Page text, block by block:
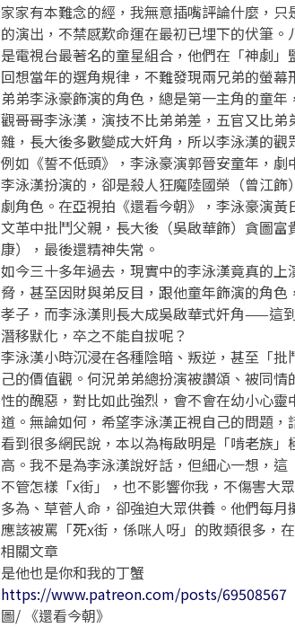
家家有本難念的經，我無意插嘴評論什麼，
的演出，不禁感歎命運在最初已埋下的伏筆
是電視台最著名的童星組合，他們在「神劇
回想當年的選角規律，不難發現兩兄弟的螢幕
弟弟李泳豪飾演的角色，總是第一主角的童
觀哥哥李泳漢，演技不比弟弟差，五官又比
雜，長大後多數變成大奸角，所以李泳漢的觀
例如《誓不低頭》，李泳豪演郭晉安童年，
李泳漢扮演的，卻是殺人狂魔陸國榮（曾江
劇角色。在亞視拍《還看今朝》，李泳豪演
文革中批鬥父親，長大後（吳啟華飾）貪圖
康），最後還精神失常。
如今三十多年過去，現實中的李泳漢竟真的
脅，甚至因財與弟反目，跟他童年飾演的角
孝子，而李泳漢則長大成吳啟華式奸角——這
潛移默化，卒之不能自拔呢？
李泳漢小時沉浸在各種陰暗、叛逆，甚至「
己的價值觀。何況弟弟總扮演被讚頌、被同
性的醜惡，對比如此強烈，會不會在幼小心
道。無論如何，希望李泳漢正視自己的問題，
看到很多網民說，本以為梅啟明是「啃老族
高。我不是為李泳漢說好話，但細心一想，
不管怎樣「x街」，也不影響你我，不傷害大
多為、草菅人命，卻強迫大眾供養。他們每
應該被罵「死x街，係咪人呀」的敗類很多，
相關文章
是他也是你和我的丁蟹
https://www.patreon.com/posts/69508567
圖/ 《還看今朝》